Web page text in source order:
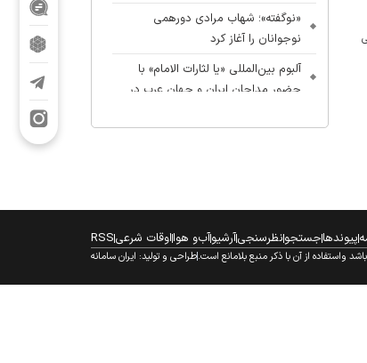
«نوگفته»؛ شهاب مرادی دورهمی
نوجوانان را آغاز کرد
آلبوم بین‌المللی «یا لثارات الامام» با
حضور مداحان ایران و جهان عرب در
پیوندهاجستجونظرسنجیآرشیوآب‌و هوااوقات شرعیRSS
از آن با ذکر منبع بلامانع است.طراحی و تولید: ایران سامانه